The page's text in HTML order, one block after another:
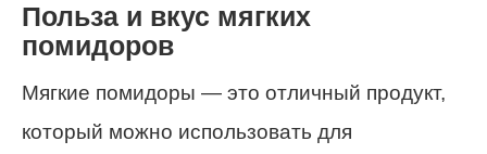
Польза и вкус мягких
помидоров
Мягкие помидоры — это отличный продукт,
который можно использовать для